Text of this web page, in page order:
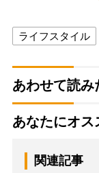
ライフスタイル
あわせて読み
あなたにオス
関連記事